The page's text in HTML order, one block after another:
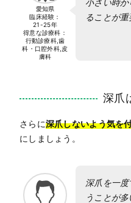
愛知県
臨床経験：
21-25年
得意な診療科：
行動診療科,歯
科・口腔外科,皮
膚科
小さい時
ることが重
深爪
さらに深爪しないよう気を
にしましょう。
深爪を一
うことが